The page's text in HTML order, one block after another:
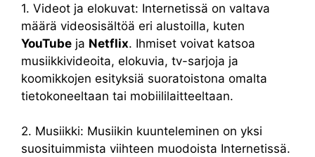
1. Videot ja elokuvat: Internetissä on valtava
määrä videosisältöä eri alustoilla, kuten
YouTube ja Netflix. Ihmiset voivat katsoa
musiikkivideoita, elokuvia, tv-sarjoja ja
koomikkojen esityksiä suoratoistona omalta
tietokoneeltaan tai mobiililaitteeltaan.
2. Musiikki: Musiikin kuunteleminen on yksi
suosituimmista viihteen muodoista Internetissä.